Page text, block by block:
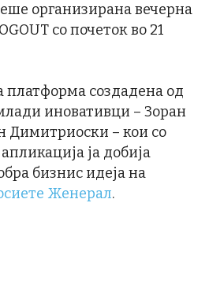
организирана вечерна
со почеток во 21
платформа создадена од
иновативци – Зоран
Димитриоски – кои со
ја добија
бизнис идеја на
Женерал.